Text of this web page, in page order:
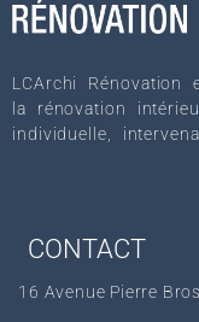
LCArchi Rénovation
la rénovation
individuelle,
CONTACT
16 Avenue Pierre